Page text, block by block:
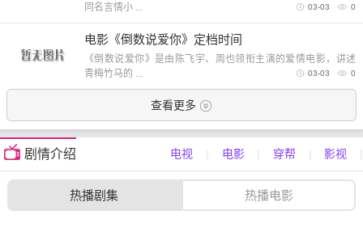
同名言情小 ...
0
03-03
电影《倒数说爱你》定档时间
《倒数说爱你》是由陈飞宇、周也领衔主演的爱情电影，讲述
青梅竹马的 ...
0
03-03
查看更多
电视 电影 穿帮 影视
剧情介绍
热播剧集 热播电影